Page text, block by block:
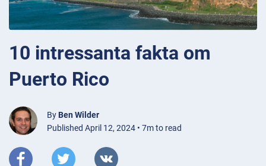
10 intressanta fakta om
Puerto Rico
By Ben Wilder
Published April 12, 2024 • 7m to read